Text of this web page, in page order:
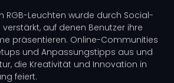
RGB-Leuchten wurde durch Social-
auf denen Benutzer ihre
präsentieren. Online-Communities
und Anpassungstipps aus und
die Kreativität und Innovation in
feiert.